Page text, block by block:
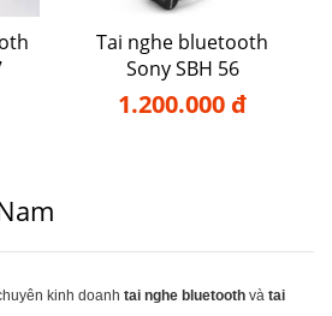
Tai nghe bluetooth
Sony SBH 56
1.200.000 đ
kinh doanh tai nghe bluetooth và tai